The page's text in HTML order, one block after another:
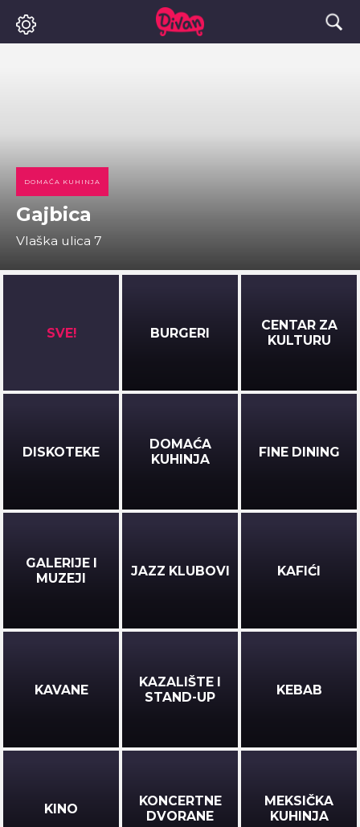
DOMAĆA KUHINJA
Gajbica
Vlaška ulica 7
Pri Nami
Zakmardijeve stube 4
SVE! BURGERI
CENTAR ZA
KULTURU
DISKOTEKE
DOMAĆA
KUHINJA
FINE DINING
GALERIJE I
MUZEJI
JAZZ KLUBOVI KAFIĆI
KAVANE
KAZALIŠTE I
STAND-UP
KEBAB
KINO
KONCERTNE
DVORANE
MEKSIČKA
KUHINJA